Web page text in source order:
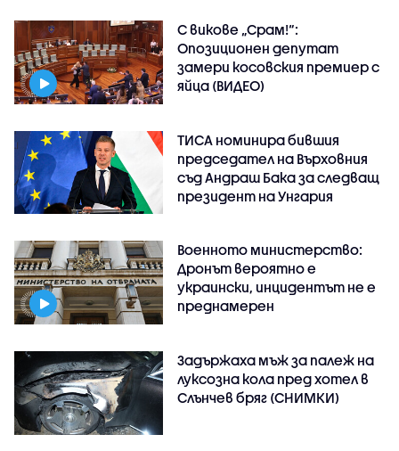
С викове „Срам!“:
Опозиционен депутат
замери косовския премиер с
яйца (ВИДЕО)
ТИСА номинира бившия
председател на Върховния
съд Андраш Бака за следващ
президент на Унгария
Военното министерство:
Дронът вероятно е
украински, инцидентът не е
преднамерен
Задържаха мъж за палеж на
луксозна кола пред хотел в
Слънчев бряг (СНИМКИ)